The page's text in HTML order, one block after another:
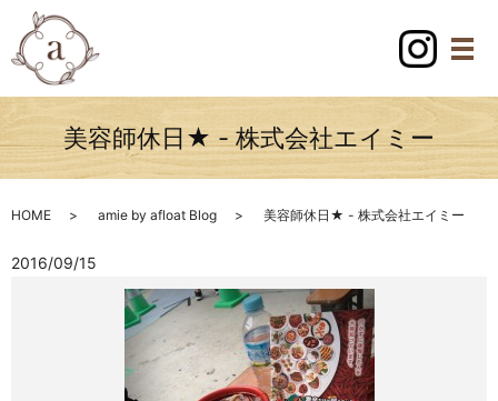
美容師休日★ - 株式会社エイミー
HOME amie by afloat Blog 美容師休日★ - 株式会社エイミー
2016/09/15